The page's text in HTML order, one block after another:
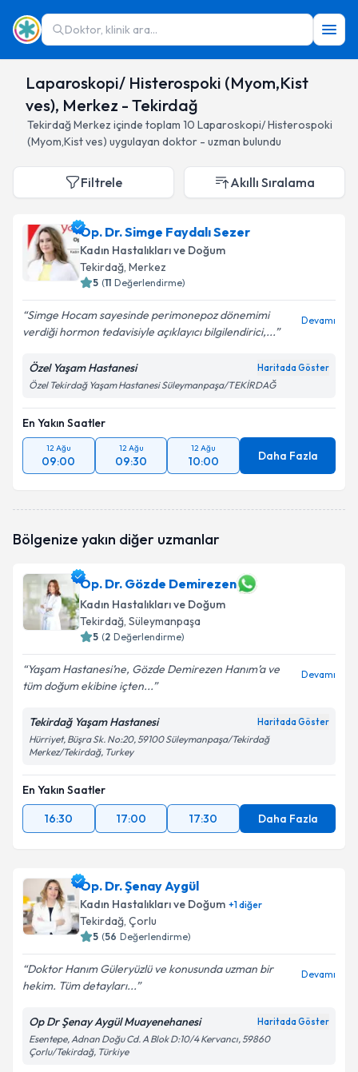
Doktor, klinik ara...
Laparoskopi/ Histerospoki (Myom,Kist
ves), Merkez - Tekirdağ
TekirdağMerkez içinde toplam 10 Laparoskopi/ Histerospoki
(Myom,Kist ves) uygulayan doktor - uzman bulundu
Filtrele Akıllı Sıralama
Op. Dr. Simge Faydalı Sezer
Kadın Hastalıkları ve Doğum
Tekirdağ, Merkez
5 (11 Değerlendirme)
Simge Hocam sayesinde perimonepoz dönemimi
verdiği hormon tedavisiyle açıklayıcı bilgilendirici,...
Devamı
Özel Yaşam Hastanesi Haritada Göster
Özel Tekirdağ Yaşam Hastanesi Süleymanpaşa/TEKİRDAĞ
En Yakın Saatler
12 Ağu
09:00
12 Ağu
09:30
12 Ağu
10:00 Daha Fazla
Bölgenize yakın diğer uzmanlar
Op. Dr. Gözde Demirezen
Kadın Hastalıkları ve Doğum
Tekirdağ, Süleymanpaşa
5 (2 Değerlendirme)
Yaşam Hastanesi’ne, Gözde Demirezen Hanım’a ve
tüm doğum ekibine içten...
Devamı
Tekirdağ Yaşam Hastanesi Haritada Göster
Hürriyet, Büşra Sk. No:20, 59100 Süleymanpaşa/Tekirdağ
Merkez/Tekirdağ, Turkey
En Yakın Saatler
16:30
17:00 17:30 Daha Fazla
Op. Dr. Şenay Aygül
Kadın Hastalıkları ve Doğum +1diğer
Tekirdağ, Çorlu
5 (56 Değerlendirme)
Doktor Hanım Güleryüzlü ve konusunda uzman bir
hekim. Tüm detayları...
Devamı
Op Dr Şenay Aygül Muayenehanesi Haritada Göster
Esentepe, Adnan Doğu Cd. A Blok D:10/4 Kervancı, 59860
Çorlu/Tekirdağ, Türkiye